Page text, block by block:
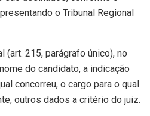
o Tribunal Regional
(art. 215, parágrafo único), no
do candidato, a indicação
concorreu, o cargo para o qual
outros dados a critério do juiz.